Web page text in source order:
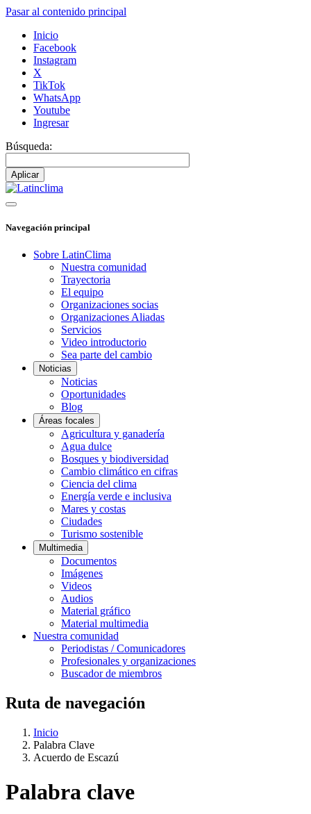
Pasar al contenido principal
Inicio
Facebook
Instagram
X
TikTok
WhatsApp
Youtube
Ingresar
Búsqueda:
Navegación principal
Sobre LatinClima
Nuestra comunidad
Trayectoria
El equipo
Organizaciones socias
Organizaciones Aliadas
Servicios
Video introductorio
Sea parte del cambio
Noticias
Noticias
Oportunidades
Blog
Áreas focales
Agricultura y ganadería
Agua dulce
Bosques y biodiversidad
Cambio climático en cifras
Ciencia del clima
Energía verde e inclusiva
Mares y costas
Ciudades
Turismo sostenible
Multimedia
Documentos
Imágenes
Videos
Audios
Material gráfico
Material multimedia
Nuestra comunidad
Periodistas / Comunicadores
Profesionales y organizaciones
Buscador de miembros
Ruta de navegación
Inicio
Palabra Clave
Acuerdo de Escazú
Palabra clave